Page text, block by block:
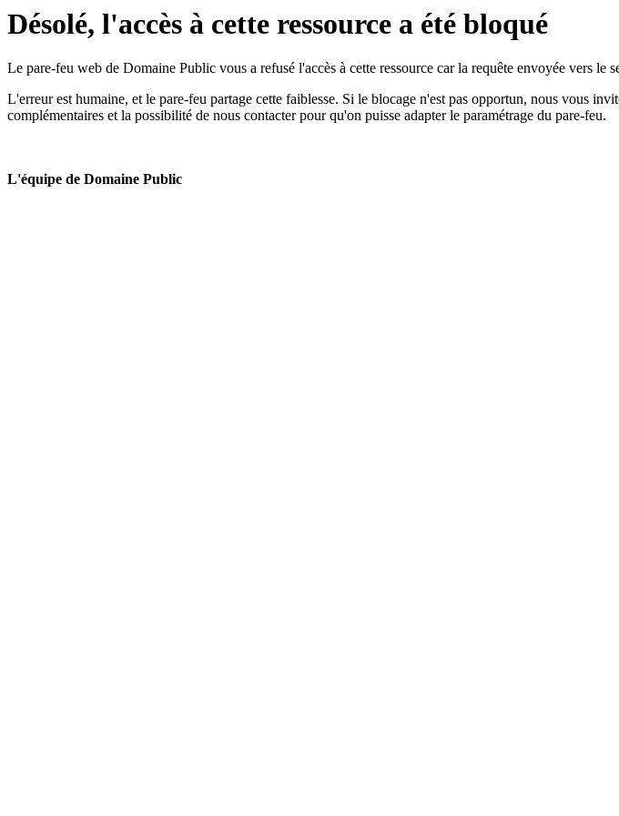
Désolé, l'accès à cette ressource a été bloqué
Le pare-feu web de Domaine Public vous a refusé l'accès à cette ressource car la requête envoyée vers le
L'erreur est humaine, et le pare-feu partage cette faiblesse. Si le blocage n'est pas opportun, nous vous
complémentaires et la possibilité de nous contacter pour qu'on puisse adapter le paramétrage du pare-feu.
L'équipe de Domaine Public